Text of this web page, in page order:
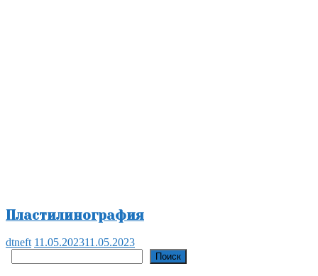
Пластилинография
dtneft 11.05.202311.05.2023
Поиск